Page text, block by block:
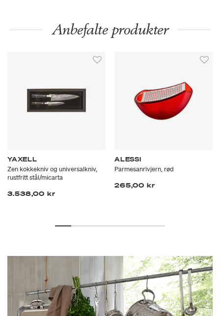
Anbefalte produkter
YAXELL
Zen kokkekniv og universalkniv,
rustfritt stål/micarta
3.538,00 kr
ALESSI
Parmesanrivjern, rød
265,00 kr